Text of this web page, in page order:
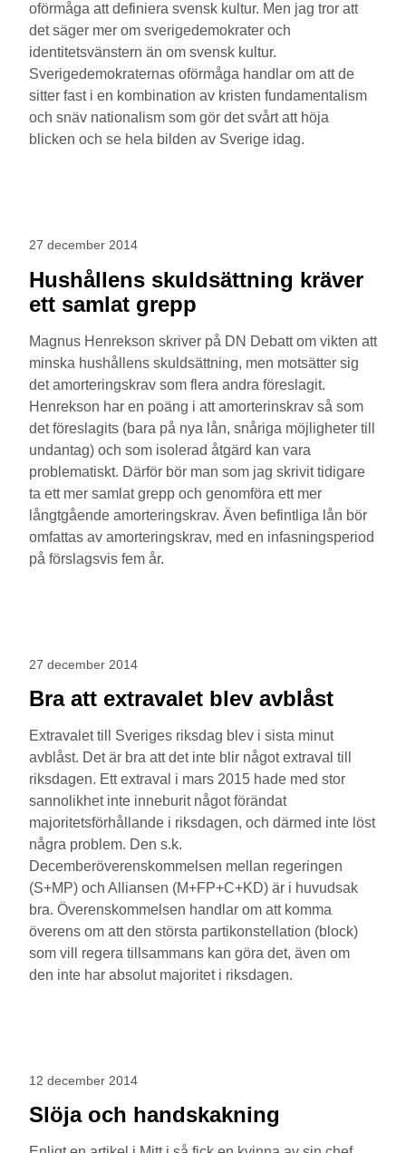
oförmåga att definiera svensk kultur. Men jag tror att
det säger mer om sverigedemokrater och
identitetsvänstern än om svensk kultur.
Sverigedemokraternas oförmåga handlar om att de
sitter fast i en kombination av kristen fundamentalism
och snäv nationalism som gör det svårt att höja
blicken och se hela bilden av Sverige idag.
27 december 2014
Hushållens skuldsättning kräver
ett samlat grepp
Magnus Henrekson skriver på DN Debatt om vikten att
minska hushållens skuldsättning, men motsätter sig
det amorteringskrav som flera andra föreslagit.
Henrekson har en poäng i att amorterinskrav så som
det föreslagits (bara på nya lån, snåriga möjligheter till
undantag) och som isolerad åtgärd kan vara
problematiskt. Därför bör man som jag skrivit tidigare
ta ett mer samlat grepp och genomföra ett mer
långtgående amorteringskrav. Även befintliga lån bör
omfattas av amorteringskrav, med en infasningsperiod
på förslagsvis fem år.
27 december 2014
Bra att extravalet blev avblåst
Extravalet till Sveriges riksdag blev i sista minut
avblåst. Det är bra att det inte blir något extraval till
riksdagen. Ett extraval i mars 2015 hade med stor
sannolikhet inte inneburit något förändat
majoritetsförhållande i riksdagen, och därmed inte löst
några problem. Den s.k.
Decemberöverenskommelsen mellan regeringen
(S+MP) och Alliansen (M+FP+C+KD) är i huvudsak
bra. Överenskommelsen handlar om att komma
överens om att den största partikonstellation (block)
som vill regera tillsammans kan göra det, även om
den inte har absolut majoritet i riksdagen.
12 december 2014
Slöja och handskakning